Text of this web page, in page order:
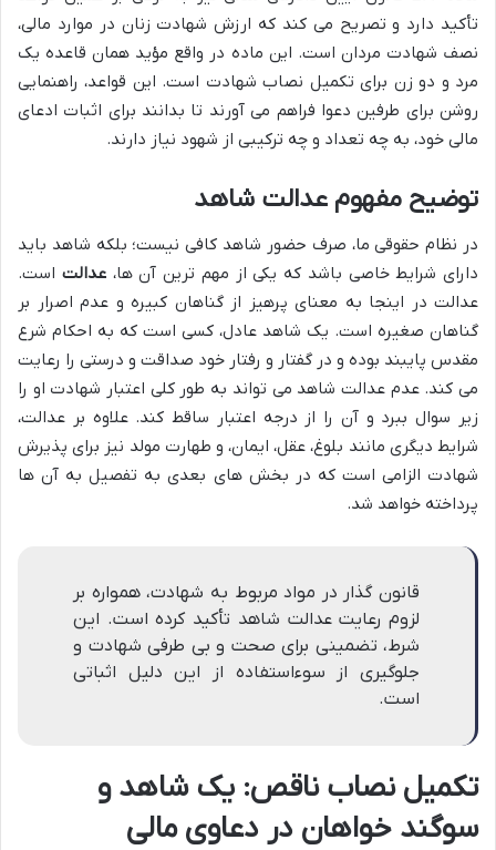
تأکید دارد و تصریح می کند که ارزش شهادت زنان در موارد مالی،
نصف شهادت مردان است. این ماده در واقع مؤید همان قاعده یک
مرد و دو زن برای تکمیل نصاب شهادت است. این قواعد، راهنمایی
روشن برای طرفین دعوا فراهم می آورند تا بدانند برای اثبات ادعای
مالی خود، به چه تعداد و چه ترکیبی از شهود نیاز دارند.
توضیح مفهوم عدالت شاهد
در نظام حقوقی ما، صرف حضور شاهد کافی نیست؛ بلکه شاهد باید
دارای شرایط خاصی باشد که یکی از مهم ترین آن ها،عدالت است.
عدالت در اینجا به معنای پرهیز از گناهان کبیره و عدم اصرار بر
گناهان صغیره است. یک شاهد عادل، کسی است که به احکام شرع
مقدس پایبند بوده و در گفتار و رفتار خود صداقت و درستی را رعایت
می کند. عدم عدالت شاهد می تواند به طور کلی اعتبار شهادت او را
زیر سوال ببرد و آن را از درجه اعتبار ساقط کند. علاوه بر عدالت،
شرایط دیگری مانند بلوغ، عقل، ایمان، و طهارت مولد نیز برای پذیرش
شهادت الزامی است که در بخش های بعدی به تفصیل به آن ها
پرداخته خواهد شد.
قانون گذار در مواد مربوط به شهادت، همواره بر
لزوم رعایت عدالت شاهد تأکید کرده است. این
شرط، تضمینی برای صحت و بی طرفی شهادت و
جلوگیری از سوءاستفاده از این دلیل اثباتی
است.
تکمیل نصاب ناقص: یک شاهد و
سوگند خواهان در دعاوی مالی